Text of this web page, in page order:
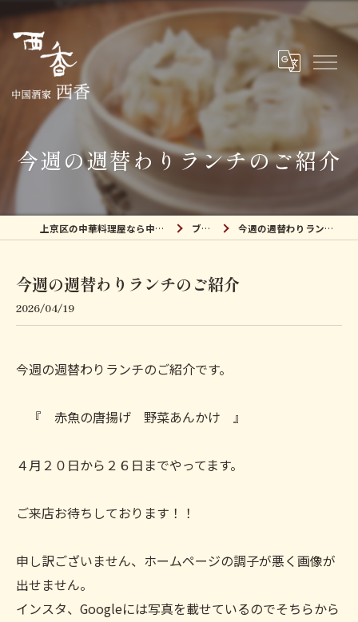
今週の週替わりランチのご紹介
上京区の中華料理屋なら中国酒家 西香 ブログ 今週の週替わりランチのご紹介
今週の週替わりランチのご紹介
2026/04/19
今週の週替わりランチのご紹介です。
『 赤魚の唐揚げ 野菜あんかけ 』
４月２０日から２６日までやってます。
ご来店お待ちしております！！
申し訳ございません、ホームページの調子が悪く画像が
出せません。
インスタ、Googleには写真を載せているのでそちらから